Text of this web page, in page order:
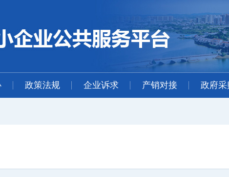
政策法规 企业诉求 产销对接 政府采